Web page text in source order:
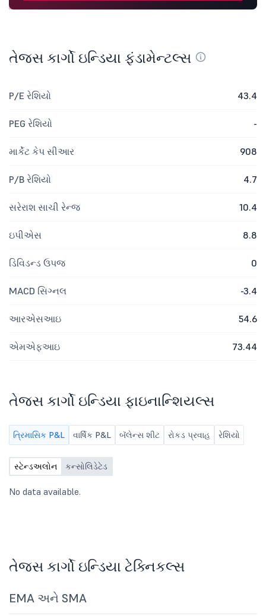
તેજસ કાર્ગો ઇન્ડિયા ફંડામેન્ટલ્સ
P/E રેશિયો 43.4
PEG રેશિયો -
માર્કેટ કેપ સીઆર 908
P/B રેશિયો 4.7
સરેરાશ સાચી રેન્જ 10.4
ઇપીએસ 8.8
ડિવિડન્ડ ઉપજ 0
MACD સિગ્નલ -3.4
આરએસઆઇ 54.6
એમએફઆઇ 73.44
તેજસ કાર્ગો ઇન્ડિયા ફાઇનાન્શિયલ્સ
ત્રિમાસિક P&L વાર્ષિક P&L બૅલેન્સ શીટ રોકડ પ્રવાહ રેશિયો
સ્ટેન્ડઅલોન કન્સોલિડેટેડ
No data available.
તેજસ કાર્ગો ઇન્ડિયા ટેક્નિકલ્સ
EMA અને SMA